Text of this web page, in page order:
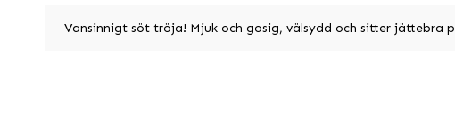
Vansinnigt söt tröja! Mjuk och gosig, välsydd och sitter jättebra